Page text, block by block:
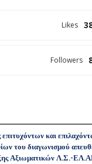
Likes
Followers
επιτυχόντων και
του διαγωνισμού
Αξιωματικών Λ.Σ.-